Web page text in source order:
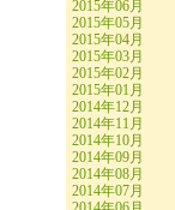
2015年06月
2015年05月
2015年04月
2015年03月
2015年02月
2015年01月
2014年12月
2014年11月
2014年10月
2014年09月
2014年08月
2014年07月